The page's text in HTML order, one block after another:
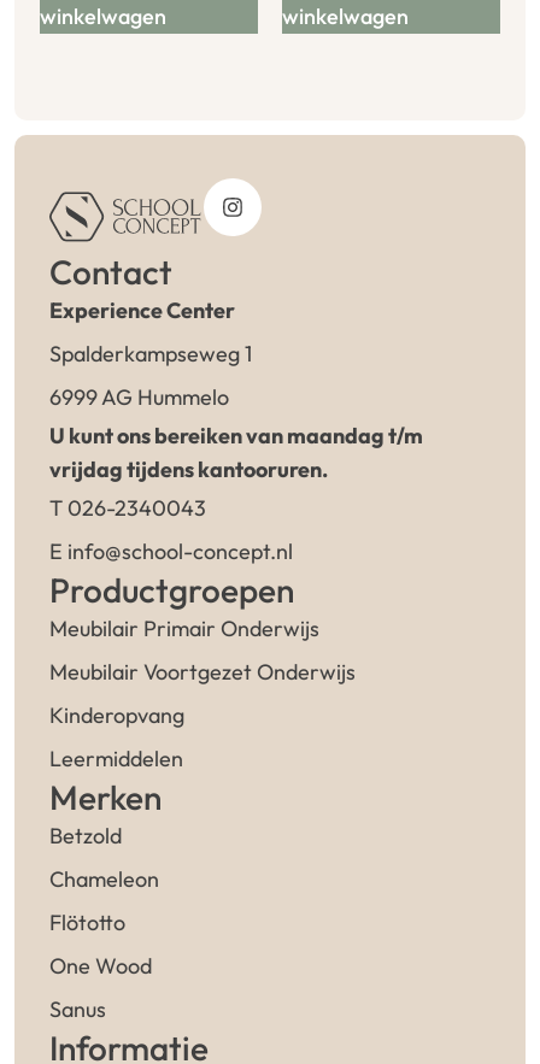
winkelwagen
winkelwagen
Contact
Experience Center
Spalderkampseweg 1
6999 AG Hummelo
U kunt ons bereiken van maandag t/m
vrijdag tijdens kantooruren.
T 026-2340043
E info@school-concept.nl
Productgroepen
Meubilair Primair Onderwijs
Meubilair Voortgezet Onderwijs
Kinderopvang
Leermiddelen
Merken
Betzold
Chameleon
Flötotto
One Wood
Sanus
Informatie